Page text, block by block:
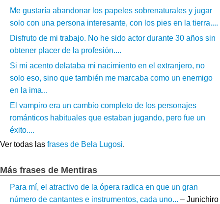
Me gustaría abandonar los papeles sobrenaturales y jugar
solo con una persona interesante, con los pies en la tierra....
Disfruto de mi trabajo. No he sido actor durante 30 años sin
obtener placer de la profesión....
Si mi acento delataba mi nacimiento en el extranjero, no
solo eso, sino que también me marcaba como un enemigo
en la ima...
El vampiro era un cambio completo de los personajes
románticos habituales que estaban jugando, pero fue un
éxito....
Ver todas las frases de Bela Lugosi.
Más frases de Mentiras
Para mí, el atractivo de la ópera radica en que un gran
número de cantantes e instrumentos, cada uno... – Junichiro